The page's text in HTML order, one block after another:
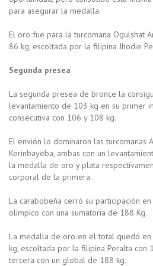
para asegurar la medalla.
El oro fue para la turcomana Ogulshat
86 kg, escoltada por la filipina Jhodie
Segunda presea
La segunda presea de bronce la
levantamiento de 103 kg en su primer
consecutiva con 106 y 108 kg.
El envión lo dominaron las turcomanas
Kerinbayeba, ambas con un
la medalla de oro y plata
corporal de la primera.
La carabobeña cerró su participación
olímpico con una sumatoria de 188 Kg.
La medalla de oro en el total quedó en
kg, escoltada por la filipina Peralta con
tercera con un global de 188 kg.